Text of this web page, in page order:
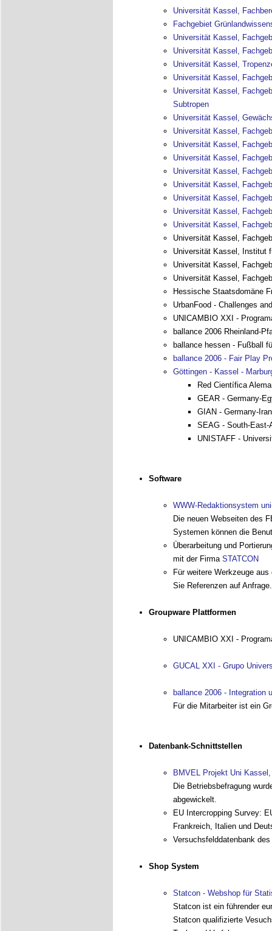
Universität Kassel,
Fachgebiet
Universität Kassel,
Universität Kassel,
Universität Kassel,
Universität Kassel,
Universität Kassel,
Subtropen
Universität Kassel,
Universität Kassel,
Universität Kassel,
Universität Kassel,
Universität Kassel,
Universität Kassel,
Universität Kassel,
Universität Kassel,
Universität Kassel,
Universität Kassel,
Universität Kassel, Institut
Universität Kassel,
Universität Kassel,
Hessische Staatsdomäne
UrbanFood - Challenges
UNICAMBIO XXI -
ballance 2006 Rheinland-
ballance hessen - Fußball
ballance 2006 - Fair Play
Göttingen - Kassel -
Red Científica
GEAR - Germany-
GIAN - Germany-
SEAG - South-East-
UNISTAFF -
Software
WWW-Redaktionsystem
Die neuen Webseiten des
Systemen können die
Überarbeitung und
mit der Firma STATCON
Für weitere Werkzeuge
Sie Referenzen auf Anfrage.
Groupware Plattformen
UNICAMBIO XXI -
GUCAL XXI - Grupo
ballance 2006 - Integration
Für die Mitarbeiter ist ein
Datenbank-Schnittstellen
BMVEL Projekt Uni
Die Betriebsbefragung
abgewickelt.
EU Intercropping Survey:
Frankreich, Italien und
Versuchsfelddatenbank
Shop System
Statcon - Webshop für
Statcon ist ein führender
Statcon qualifizierte